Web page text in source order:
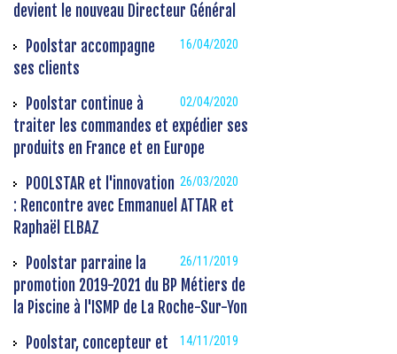
devient le nouveau Directeur Général
16/04/2020
Poolstar accompagne
ses clients
02/04/2020
Poolstar continue à
traiter les commandes et expédier ses
produits en France et en Europe
26/03/2020
POOLSTAR et l'innovation
: Rencontre avec Emmanuel ATTAR et
Raphaël ELBAZ
26/11/2019
Poolstar parraine la
promotion 2019-2021 du BP Métiers de
la Piscine à l'ISMP de La Roche-Sur-Yon
14/11/2019
Poolstar, concepteur et